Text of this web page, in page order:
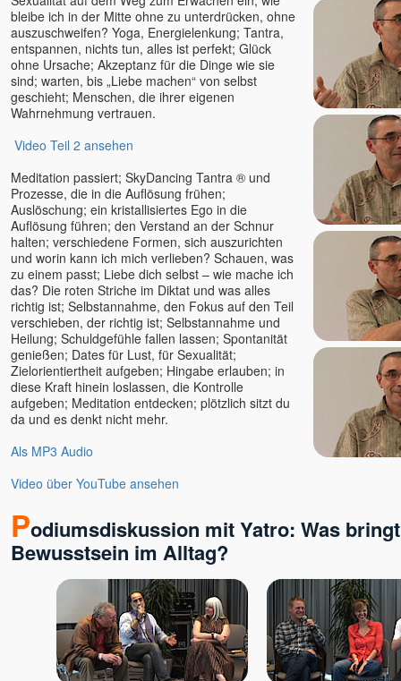
Astamaya
Avinash u. Gyandeva
Bernie Prior
Bettina Hallifax
Bewusstseinsschule
Bhashkar Perinchery
Braum, Slyvia & Franz,
Geistheilung nach Horst
Krone
Bruno Würtenberger - Free
Spirit TV
Byron Katie
Canela Michelle Meyers
Cara Barbi Lienert
Caro Fischer
Cesar Teruel
Chandrika
Charles Kunow
Christian Meyer
Christian Salvesen
Claudia Filkov
Dalai Lama
Dana Raimann
Daniel Herbst
Daniel Odier
Daniel Rüger
Daniel Stötter
Daniela Schuchardt
bleibe ich in der Mitte ohne zu unterdrücken, ohne
auszuschweifen? Yoga, Energielenkung; Tantra,
entspannen, nichts tun, alles ist perfekt; Glück
ohne Ursache; Akzeptanz für die Dinge wie sie
sind; warten, bis „Liebe machen“ von selbst
geschieht; Menschen, die ihrer eigenen
Wahrnehmung vertrauen.
Video Teil 2 ansehen
Meditation passiert; SkyDancing Tantra ® und
Prozesse, die in die Auflösung frühen;
Auslöschung; ein kristallisiertes Ego in die
Auflösung führen; den Verstand an der Schnur
halten; verschiedene Formen, sich auszurichten
und worin kann ich mich verlieben? Schauen, was
zu einem passt; Liebe dich selbst – wie mache ich
das? Die roten Striche im Diktat und was alles
richtig ist; Selbstannahme, den Fokus auf den Teil
verschieben, der richtig ist; Selbstannahme und
Heilung; Schuldgefühle fallen lassen; Spontanität
genießen; Dates für Lust, für Sexualität;
Zielorientiertheit aufgeben; Hingabe erlauben; in
diese Kraft hinein loslassen, die Kontrolle
aufgeben; Meditation entdecken; plötzlich sitzt du
da und es denkt nicht mehr.
Als MP3 Audio
Video über YouTube ansehen
Podiumsdiskussion mit Yatro: Was
Bewusstsein im Alltag?